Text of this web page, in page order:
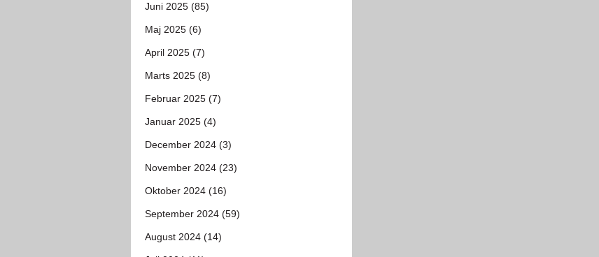
Juni 2025 (85)
Maj 2025 (6)
April 2025 (7)
Marts 2025 (8)
Februar 2025 (7)
Januar 2025 (4)
December 2024 (3)
November 2024 (23)
Oktober 2024 (16)
September 2024 (59)
August 2024 (14)